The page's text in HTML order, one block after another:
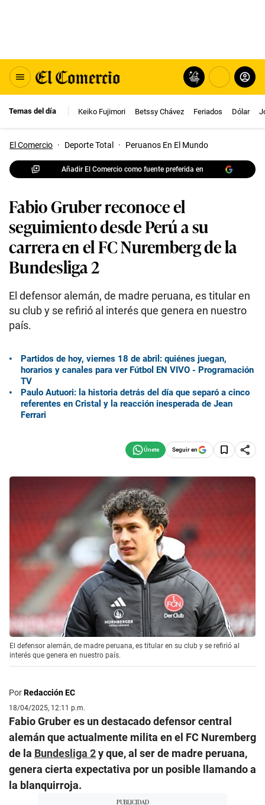
Temas del día Keiko Fujimori Betssy Chávez Feriados Dólar
El Comercio · Deporte Total · Peruanos En El Mundo
Añadir El Comercio como fuente preferida en
Fabio Gruber reconoce el
seguimiento desde Perú a su
carrera en el FC Nuremberg de la
Bundesliga 2
El defensor alemán, de madre peruana, es titular en
su club y se refirió al interés que genera en nuestro
país.
Partidos de hoy, viernes 18 de abril: quiénes juegan,
horarios y canales para ver Fútbol EN VIVO - Programación
TV
Paulo Autuori: la historia detrás del día que separó a cinco
referentes en Cristal y la reacción inesperada de Jean
Ferrari
Seguir en
El defensor alemán, de madre peruana, es titular en su club y se refirió al
interés que genera en nuestro país.
PorRedacción EC
18/04/2025, 12:11 p.m.
Fabio Gruber es un destacado defensor central
alemán que actualmente milita en el FC Nuremberg
de la Bundesliga 2y que, al ser de madre peruana,
genera cierta expectativa por un posible llamando a
la blanquirroja.